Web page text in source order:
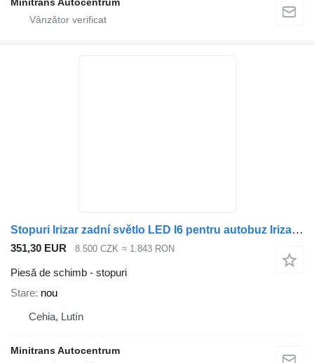
Stopuri Irizar zadní světlo LED I6 pentru autobuz Irizar I6
351,30 EUR 8.500 CZK ≈ 1.843 RON
Piesă de schimb - stopuri
Stare nou
Cehia, Lutín
Minitrans Autocentrum